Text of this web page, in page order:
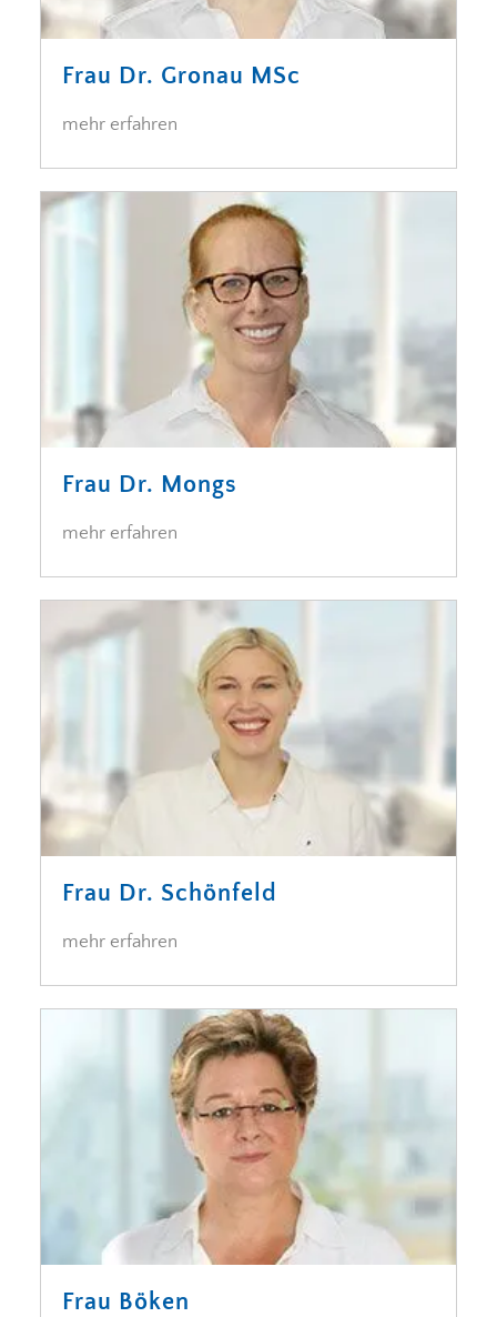
Frau Dr. Gronau MSc
Frau Dr. Mongs
Frau Dr. Schönfeld
Frau Böken